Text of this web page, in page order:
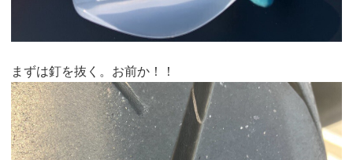
まずは釘を抜く。お前か！！